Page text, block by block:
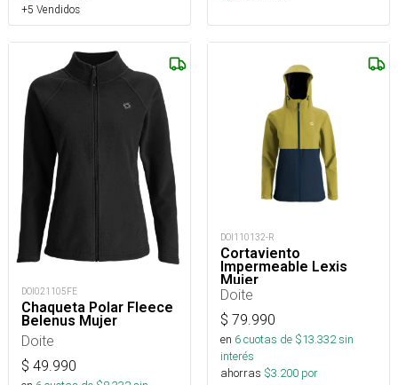
+5 Vendidos
DOI021105FE
Chaqueta Polar Fleece
Belenus Mujer
Doite
$ 49.990
DOI110132-R
Cortaviento
Impermeable Lexis
Mujer
Doite
$ 79.990
en 6cuotas de $13.332sin
interés
ahorras $3.200 por